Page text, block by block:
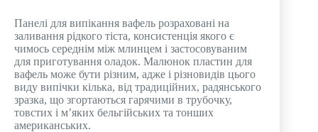
Панелі для випікання вафель розраховані на
заливання рідкого тіста, консистенція якого є
чимось середнім між млинцем і застосовуваним
для приготування оладок. Малюнок пластин для
вафель може бути різним, адже і різновидів цього
виду випічки кілька, від традиційних, радянського
зразка, що згортаються гарячими в трубочку,
товстих і м’яких бельгійських та тонших
американських.